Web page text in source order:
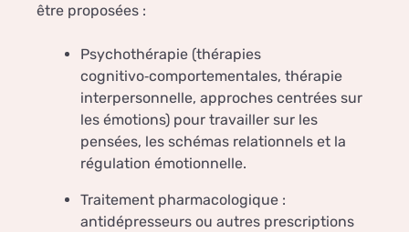
être proposées :
Psychothérapie (thérapies
cognitivo‑comportementales, thérapie
interpersonnelle, approches centrées sur
les émotions) pour travailler sur les
pensées, les schémas relationnels et la
régulation émotionnelle.
Traitement pharmacologique :
antidépresseurs ou autres prescriptions